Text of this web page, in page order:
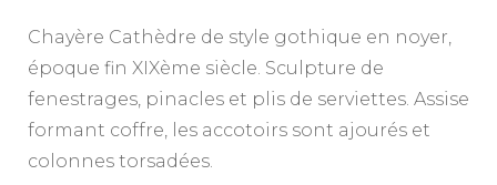
Chayère Cathèdre de style gothique en noyer,
époque fin XIXème siècle. Sculpture de
fenestrages, pinacles et plis de serviettes. Assise
formant coffre, les accotoirs sont ajourés et
colonnes torsadées.